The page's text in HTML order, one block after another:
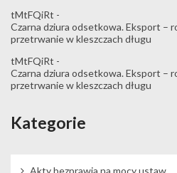
tMtFQiRt -
Czarna dziura odsetkowa. Eksport –
przetrwanie w kleszczach długu
tMtFQiRt -
Czarna dziura odsetkowa. Eksport –
przetrwanie w kleszczach długu
Kategorie